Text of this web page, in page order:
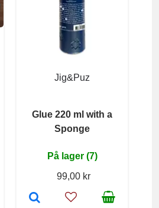
Jig&Puz
Glue 220 ml with a
Sponge
På lager (7)
99,00 kr